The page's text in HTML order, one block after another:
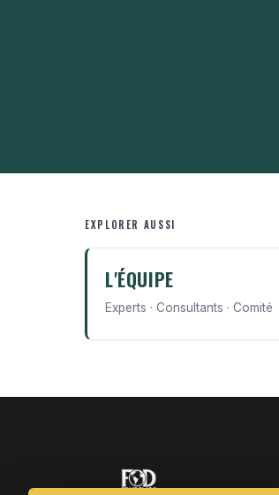
EXPLORER AUSSI
L'ÉQUIPE
Experts · Consultants · Comité